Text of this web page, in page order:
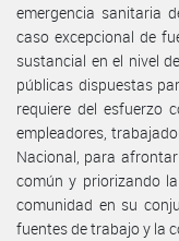
emergencia sanitaria
caso excepcional de
sustancial en el nivel
públicas dispuestas
requiere del esfuerzo
empleadores,
Nacional, para
común y priorizando
comunidad en su
fuentes de trabajo y la